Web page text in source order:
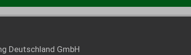
Deutschland GmbH